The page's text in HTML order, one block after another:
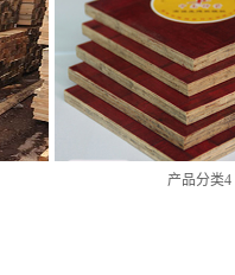
产品分类4